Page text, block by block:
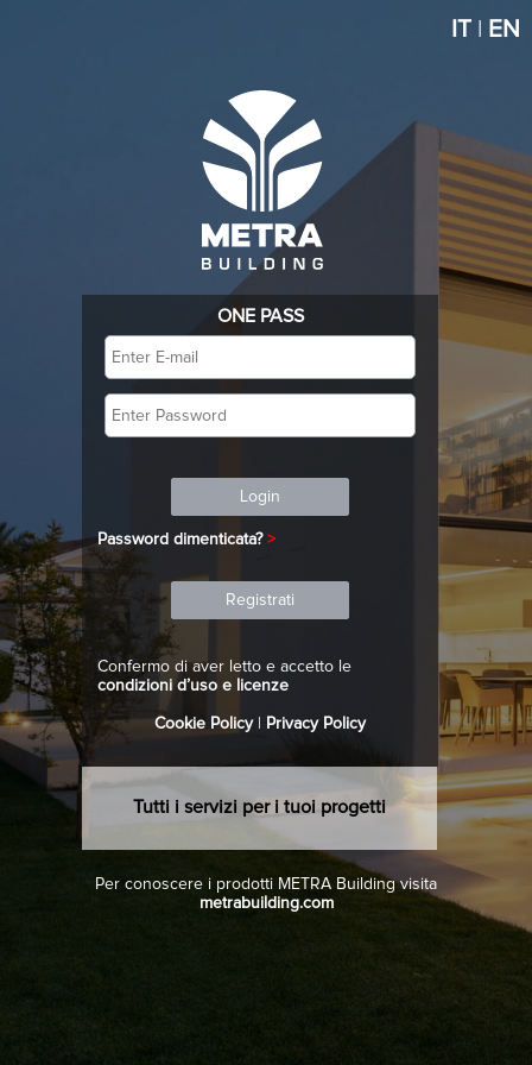
EN
IT
ONE PASS
Password dimenticata? >
Confermo di aver letto e accetto le
condizioni d’uso e licenze
Cookie Policy Privacy Policy
Tutti i servizi per i tuoi progetti
Per conoscere i prodotti METRA Building visita
metrabuilding.com